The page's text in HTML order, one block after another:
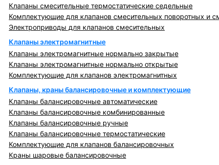
Клапаны смесительные термостатические седельные
Комплектующие для клапанов смесительных поворотных и
Электроприводы для клапанов смесительных
Клапаны электромагнитные
Клапаны электромагнитные нормально закрытые
Клапаны электромагнитные нормально открытые
Комплектующие для клапанов электромагнитных
Клапаны, краны балансировочные и комплектующие
Клапаны балансировочные автоматические
Клапаны балансировочные комбинированные
Клапаны балансировочные ручные
Клапаны балансировочные термостатические
Комплектующие для клапанов балансировочных
Краны шаровые балансировочные